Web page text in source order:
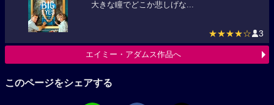
大きな瞳でどこか悲しげな...
★★★★☆ 3
エイミー・アダムス作品へ
このページをシェアする